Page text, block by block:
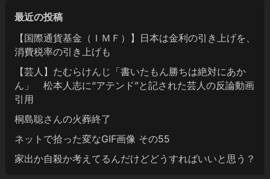
最近の投稿
【国際通貨基金（ＩＭＦ）】日本は金利の引き上げを、
消費税率の引き上げも
【芸人】たむらけんじ「書いたもん勝ちは絶対にあか
ん」 松本人志に“アテンド”と記された芸人の反論動画
引用
桐島聡さんの火葬終了
ネットで拾った変なGIF画像 その55
家出か自殺か考えてるんだけどどうすればいいと思う？